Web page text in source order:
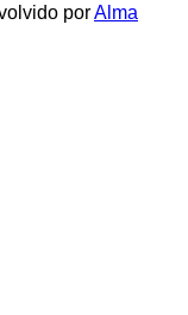
porAlma